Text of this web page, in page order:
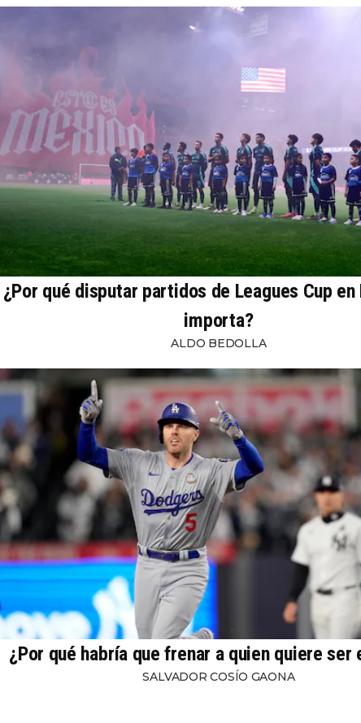
¿Por qué disputar partidos de Leagues Cup
importa?
ALDO BEDOLLA
¿Por qué habría que frenar a quien quiere ser
SALVADOR COSÍO GAONA